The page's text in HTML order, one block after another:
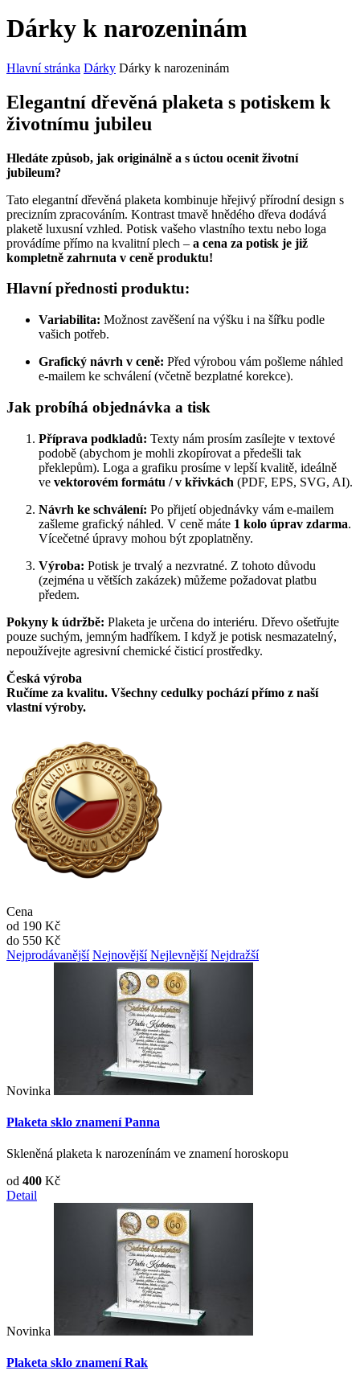
Dárky k narozeninám
Hlavní stránka Dárky Dárky k narozeninám
Elegantní dřevěná plaketa s potiskem k
životnímu jubileu
Hledáte způsob, jak originálně a s úctou ocenit životní
jubileum?
Tato elegantní dřevěná plaketa kombinuje hřejivý přírodní design s
precizním zpracováním. Kontrast tmavě hnědého dřeva dodává
plaketě luxusní vzhled. Potisk vašeho vlastního textu nebo loga
provádíme přímo na kvalitní plech – a cena za potisk je již
kompletně zahrnuta v ceně produktu!
Hlavní přednosti produktu:
Variabilita: Možnost zavěšení na výšku i na šířku podle
vašich potřeb.
Grafický návrh v ceně: Před výrobou vám pošleme náhled
e-mailem ke schválení (včetně bezplatné korekce).
Jak probíhá objednávka a tisk
Příprava podkladů: Texty nám prosím zasílejte v textové
podobě (abychom je mohli zkopírovat a předešli tak
překlepům). Loga a grafiku prosíme v lepší kvalitě, ideálně
ve vektorovém formátu / v křivkách (PDF, EPS, SVG, AI).
Návrh ke schválení: Po přijetí objednávky vám e-mailem
zašleme grafický náhled. V ceně máte 1 kolo úprav zdarma.
Vícečetné úpravy mohou být zpoplatněny.
Výroba: Potisk je trvalý a nezvratné. Z tohoto důvodu
(zejména u větších zakázek) můžeme požadovat platbu
předem.
Pokyny k údržbě: Plaketa je určena do interiéru. Dřevo ošetřujte
pouze suchým, jemným hadříkem. I když je potisk nesmazatelný,
nepoužívejte agresivní chemické čisticí prostředky.
Česká výroba
Ručíme za kvalitu. Všechny cedulky pochází přímo z naší
vlastní výroby.
Cena
od 190 Kč
do 550 Kč
Nejprodávanější Nejnovější Nejlevnější Nejdražší
Novinka
Plaketa sklo znamení Panna
Skleněná plaketa k narozenínám ve znamení horoskopu
od 400 Kč
Detail
Novinka
Plaketa sklo znamení Rak